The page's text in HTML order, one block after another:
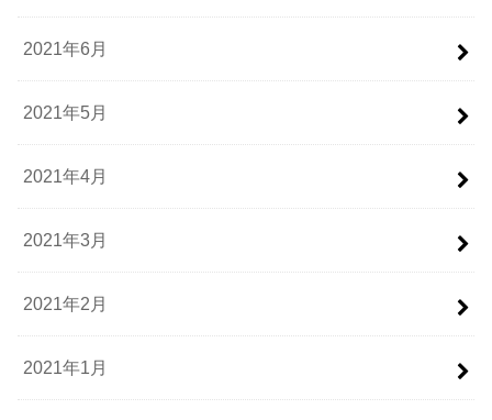
2021年6月
2021年5月
2021年4月
2021年3月
2021年2月
2021年1月